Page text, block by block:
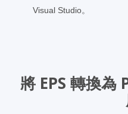
Visual Studio。
將 EPS 轉換為